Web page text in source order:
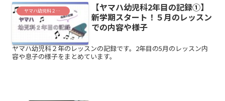
ヤマハ幼児科２年目
【ヤマハ幼児科2年目の記録①】
新学期スタート！５月のレッスン
での内容や様子
ヤマハ幼児科２年のレッスンの記録です。2年目の5月のレッスン内
容や息子の様子をまとめています。